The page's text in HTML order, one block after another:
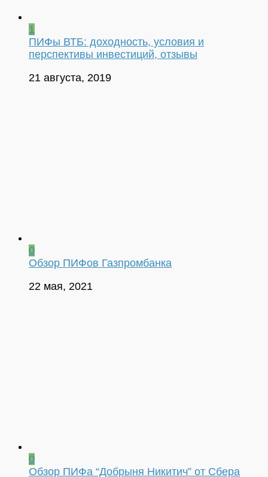
1
ПИФы ВТБ: доходность, условия и
перспективы инвестиций, отзывы
21 августа, 2019
0
Обзор ПИФов Газпромбанка
22 мая, 2021
0
Обзор ПИФа “Добрыня Никитич” от Сбера